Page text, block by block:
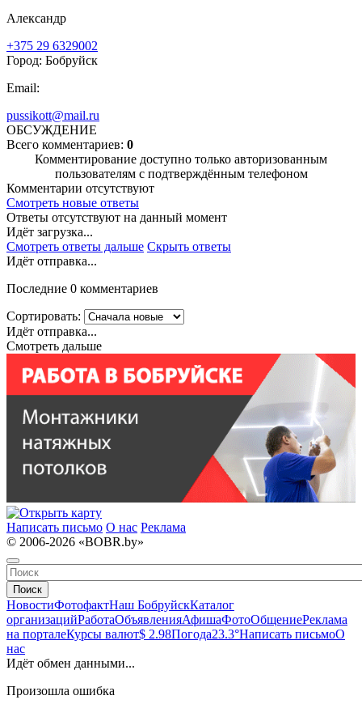
Александр
+375 29 6329002
Город: Бобруйск
Email:
pussikott@mail.ru
ОБСУЖДЕНИЕ
Всего комментариев: 0
Комментирование доступно только авторизованным
пользователям с подтверждённым телефоном
Комментарии отсутствуют
Смотреть новые ответы
Ответы отсутствуют на данный момент
Идёт загрузка...
Смотреть ответы дальше Скрыть ответы
Идёт отправка...
Последние 0 комментариев
Сортировать:
Идёт отправка...
Смотреть дальше
Написать письмо О нас Реклама
© 2006-2026 «BOBR.by»
Поиск
НовостиФотофактНаш БобруйскКаталог
организацийРаботаОбъявленияАфишаФотоОбщениеРеклама
на порталеКурсы валют$ 2.98Погода23.3°Написать письмоО
нас
Идёт обмен данными...
Произошла ошибка